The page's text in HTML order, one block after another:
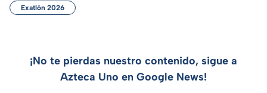
Exatlón 2026
¡No te pierdas nuestro contenido, sigue a
Azteca Uno en Google News!